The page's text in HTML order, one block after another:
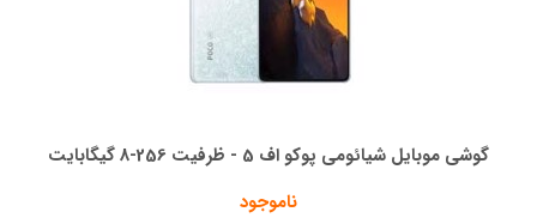
گوشی موبایل شیائومی پوکو اف 5 - ظرفیت 256-8 گیگابایت
ناموجود